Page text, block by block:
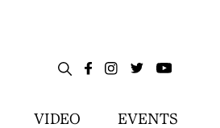
VIDEO EVENTS